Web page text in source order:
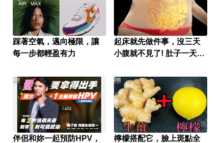
踩著空氣，邁向極限，讓
每一步都輕盈有力
起床就先做件事，沒三天
小腹就不見了! 肚子一天天
伴侶和妳一起預防HPV，
PR
檸檬搭配它，臉上斑點全
PR